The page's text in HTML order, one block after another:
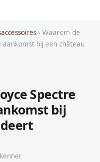
› Waarom de
aankomst bij een château
Spectre
bij